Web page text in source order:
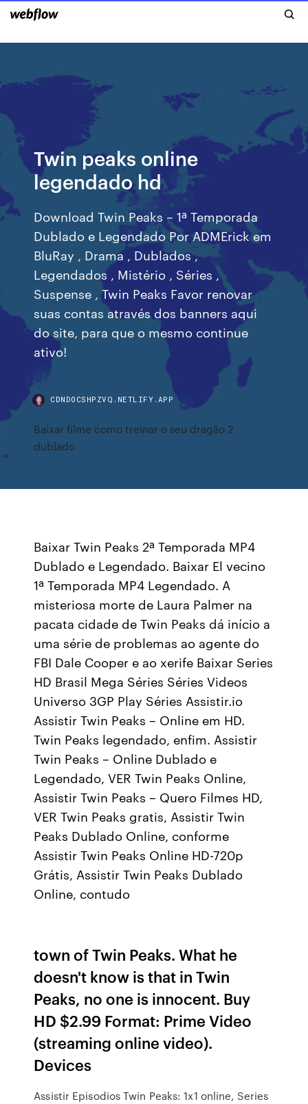
Twin peaks online
legendado hd
Download Twin Peaks – 1ª Temporada
Dublado e Legendado Por ADMErick em
BluRay , Drama , Dublados ,
Legendados , Mistério , Séries ,
Suspense , Twin Peaks Favor renovar
suas contas através dos banners aqui
do site, para que o mesmo continue
ativo!
CDNDOCSHPZVQ.NETLIFY.APP
Baixar filme como treinar o seu dragão 2
dublado
Baixar Twin Peaks 2ª Temporada MP4
Dublado e Legendado. Baixar El vecino
1ª Temporada MP4 Legendado. A
misteriosa morte de Laura Palmer na
pacata cidade de Twin Peaks dá início a
uma série de problemas ao agente do
FBI Dale Cooper e ao xerife Baixar Series
HD Brasil Mega Séries Séries Videos
Universo 3GP Play Séries Assistir.io
Assistir Twin Peaks – Online em HD.
Twin Peaks legendado, enfim. Assistir
Twin Peaks – Online Dublado e
Legendado, VER Twin Peaks Online,
Assistir Twin Peaks – Quero Filmes HD,
VER Twin Peaks gratis, Assistir Twin
Peaks Dublado Online, conforme
Assistir Twin Peaks Online HD-720p
Grátis, Assistir Twin Peaks Dublado
Online, contudo
town of Twin Peaks. What he
doesn't know is that in Twin
Peaks, no one is innocent. Buy
HD $2.99 Format: Prime Video
(streaming online video).
Devices
Assistir Episodios Twin Peaks: 1x1 online, Series